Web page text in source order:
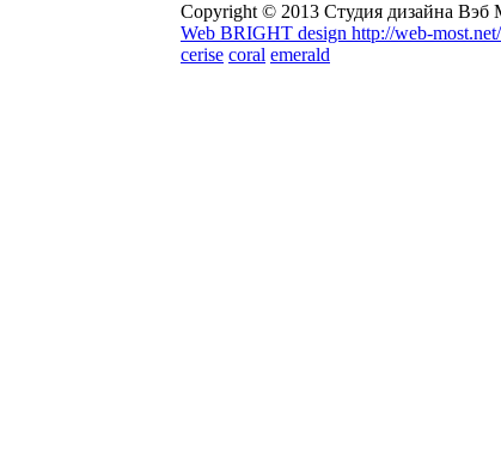
Copyright © 2013 Студия дизайна Вэб
Web BRIGHT design http://web-most.net/
cerise coral emerald